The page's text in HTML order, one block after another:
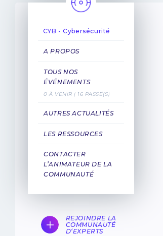
CYB - Cybersécurité
A PROPOS
TOUS NOS
ÉVÉNEMENTS
0 À VENIR | 16 PASSÉ(S)
AUTRES ACTUALITÉS
LES RESSOURCES
CONTACTER
L’ANIMATEUR DE LA
COMMUNAUTÉ
REJOINDRE LA
COMMUNAUTÉ
D‘EXPERTS